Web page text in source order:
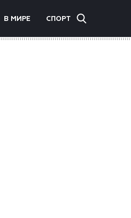
В МИРЕ СПОРТ